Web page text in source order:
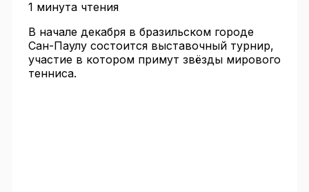
1 минута чтения
В начале декабря в бразильском городе
Сан-Паулу состоится выставочный турнир,
участие в котором примут звёзды мирового
тенниса.